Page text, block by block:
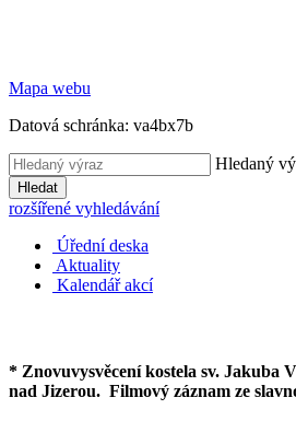
Mapa webu
Datová schránka: va4bx7b
Hledaný
Hledat
rozšířené vyhledávání
Úřední deska
Aktuality
Kalendář akcí
* Znovuvysvěcení kostela sv. Jakuba
nad Jizerou. Filmový záznam ze